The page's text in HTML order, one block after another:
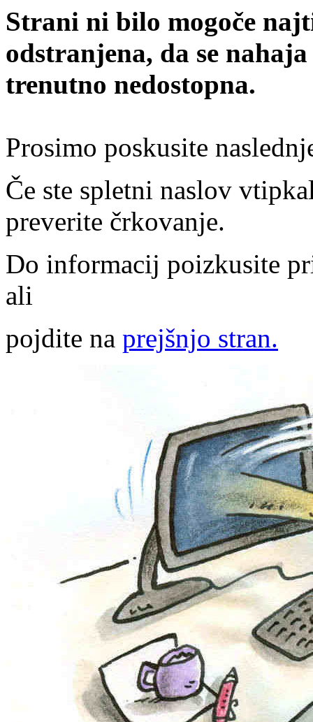
Strani ni bilo mogoče
odstranjena, da se
trenutno nedostopna.
Prosimo poskusite
Če ste spletni naslov
preverite črkovanje.
Do informacij poizkusite
ali
pojdite na prejšnjo stran.